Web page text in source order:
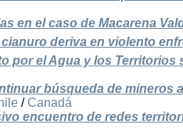
en el caso de Macarena
deriva en violento
por el Agua y los
búsqueda de mineros
/ Canadá
encuentro de redes